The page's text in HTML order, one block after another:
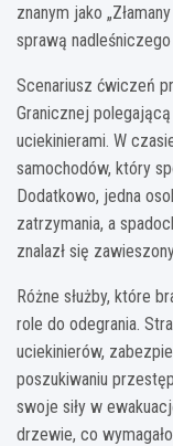
znanym jako
sprawą
Scenariusz ćwiczeń
Granicznej
uciekinierami. W
samochodów, który
Dodatkowo, jedna
zatrzymania, a
znalazł się
Różne służby, które
role do odegrania.
uciekinierów,
poszukiwaniu
swoje siły w
drzewie, co